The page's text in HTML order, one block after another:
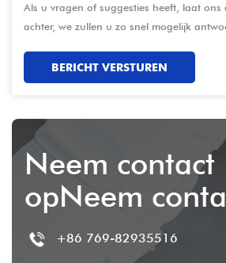
Als u vragen of suggesties heeft, laat ons
achter, we zullen u zo snel mogelijk
BERICHT VERSTUREN
Neem contact
opNeem
+86 769-82935516